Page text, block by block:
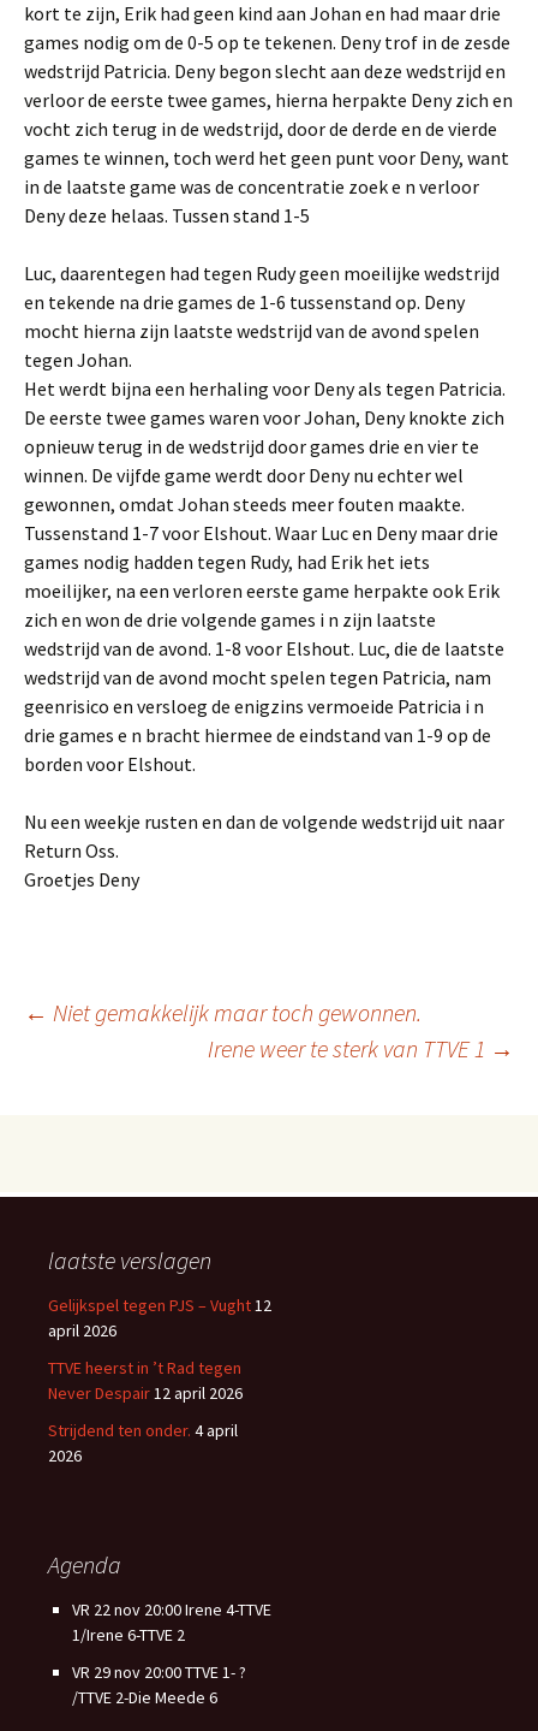
kort te zijn, Erik had geen kind aan Johan en had maar drie
games nodig om de 0-5 op te tekenen. Deny trof in de zesde
wedstrijd Patricia. Deny begon slecht aan deze wedstrijd en
verloor de eerste twee games, hierna herpakte Deny zich en
vocht zich terug in de wedstrijd, door de derde en de vierde
games te winnen, toch werd het geen punt voor Deny, want
in de laatste game was de concentratie zoek e n verloor
Deny deze helaas. Tussen stand 1-5
Luc, daarentegen had tegen Rudy geen moeilijke wedstrijd
en tekende na drie games de 1-6 tussenstand op. Deny
mocht hierna zijn laatste wedstrijd van de avond spelen
tegen Johan.
Het werdt bijna een herhaling voor Deny als tegen Patricia.
De eerste twee games waren voor Johan, Deny knokte zich
opnieuw terug in de wedstrijd door games drie en vier te
winnen. De vijfde game werdt door Deny nu echter wel
gewonnen, omdat Johan steeds meer fouten maakte.
Tussenstand 1-7 voor Elshout. Waar Luc en Deny maar drie
games nodig hadden tegen Rudy, had Erik het iets
moeilijker, na een verloren eerste game herpakte ook Erik
zich en won de drie volgende games i n zijn laatste
wedstrijd van de avond. 1-8 voor Elshout. Luc, die de laatste
wedstrijd van de avond mocht spelen tegen Patricia, nam
geenrisico en versloeg de enigzins vermoeide Patricia i n
drie games e n bracht hiermee de eindstand van 1-9 op de
borden voor Elshout.
Nu een weekje rusten en dan de volgende wedstrijd uit naar
Return Oss.
Groetjes Deny
Berichtnavigatie
← Niet gemakkelijk maar toch gewonnen.
Irene weer te sterk van TTVE 1 →
laatste verslagen
Gelijkspel tegen PJS – Vught12
april 2026
TTVE heerst in ’t Rad tegen
Never Despair12 april 2026
Strijdend ten onder. 4 april
2026
Agenda
VR 22 nov 20:00 Irene 4-TTVE
1/Irene 6-TTVE 2
VR 29 nov 20:00 TTVE 1- ?
/TTVE 2-Die Meede 6